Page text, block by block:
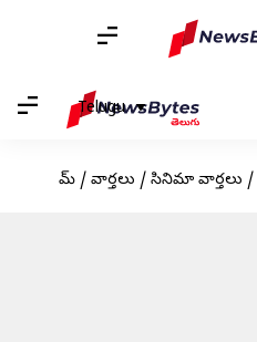
Telugu
హోమ్ / వార్తలు / సినిమా వార్తలు /